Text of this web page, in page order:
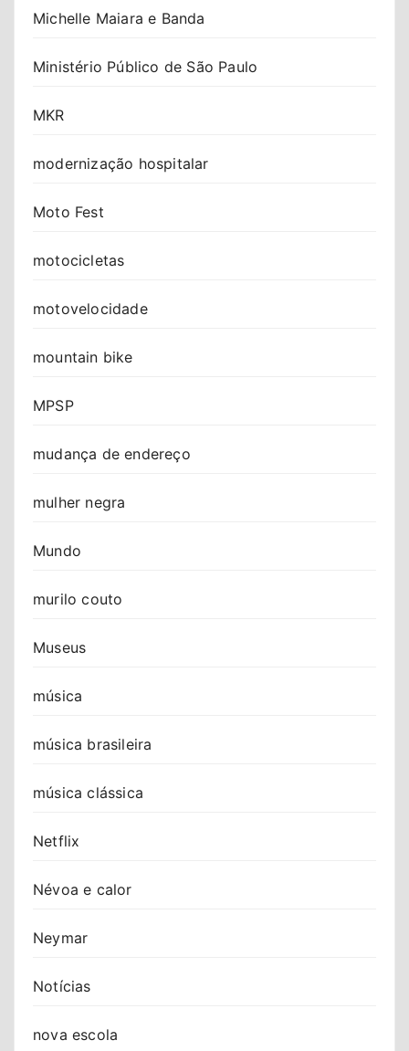
Michelle Maiara e Banda
Ministério Público de São Paulo
MKR
modernização hospitalar
Moto Fest
motocicletas
motovelocidade
mountain bike
MPSP
mudança de endereço
mulher negra
Mundo
murilo couto
Museus
música
música brasileira
música clássica
Netflix
Névoa e calor
Neymar
Notícias
nova escola